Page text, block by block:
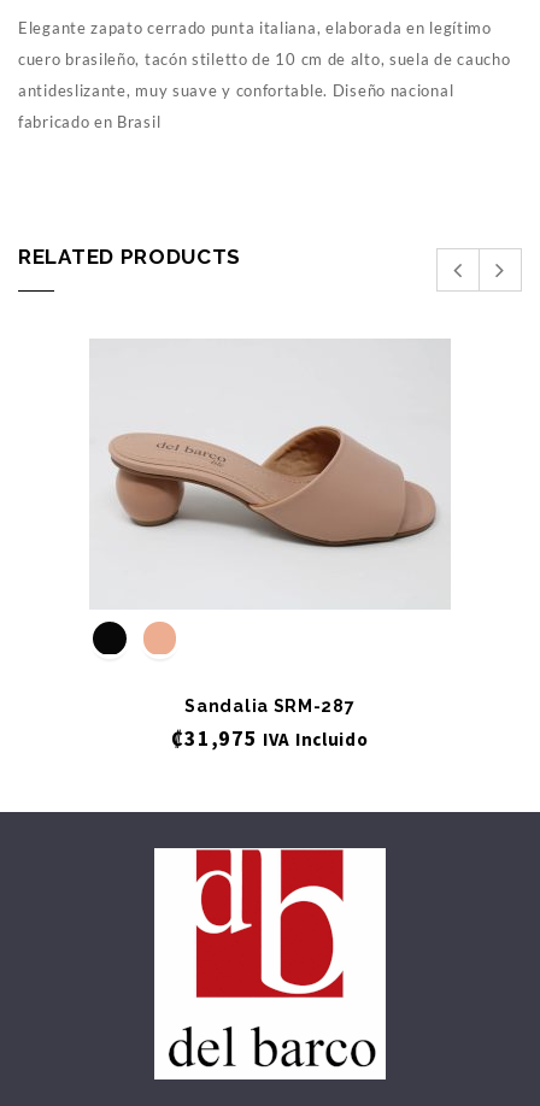
Elegante zapato cerrado punta italiana, elaborada en legítimo
cuero brasileño, tacón stiletto de 10 cm de alto, suela de caucho
antideslizante, muy suave y confortable. Diseño nacional
fabricado en Brasil
RELATED PRODUCTS
Sandalia SRM-287
₡31,975 IVA Incluido